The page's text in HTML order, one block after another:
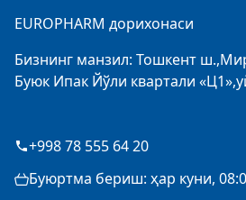
EUROPHARM дорихонаси
Бизнинг манзил: Тошкент
Буюк Ипак Йўли квартали
+998 78 555 64 20
Буюртма бериш: ҳар куни,